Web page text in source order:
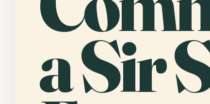
a Sir